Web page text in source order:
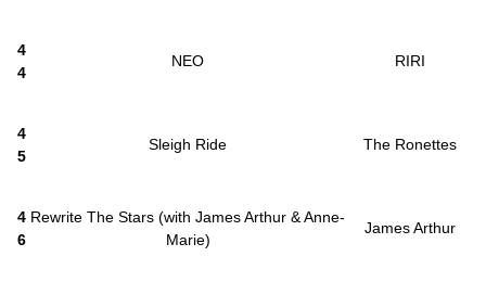
4
4
NEO RIRI
4
5
Sleigh Ride The Ronettes
4
6
Rewrite The Stars (with James Arthur & Anne-
Marie)
James Arthur